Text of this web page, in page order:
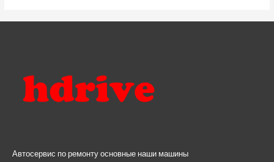
Автосервис по ремонту основные наши машины